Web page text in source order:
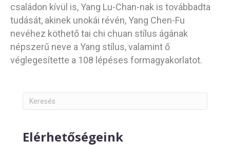
családon kívül is, Yang Lu-Chan-nak is továbbadta
tudását, akinek unokái révén, Yang Chen-Fu
nevéhez köthető tai chi chuan stílus ágának
népszerű neve a Yang stílus, valamint ő
véglegesítette a 108 lépéses formagyakorlatot.
Elérhetőségeink